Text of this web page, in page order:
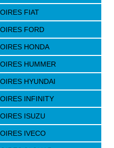
FIAT
FORD
HONDA
HUMMER
HYUNDAI
INFINITY
ISUZU
IVECO